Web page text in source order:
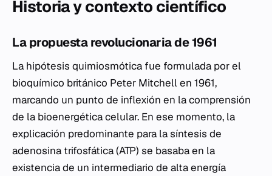
Historia y contexto científico
La propuesta revolucionaria de 1961
La hipótesis quimiosmótica fue formulada por el
bioquímico británico Peter Mitchell en 1961,
marcando un punto de inflexión en la comprensión
de la bioenergética celular. En ese momento, la
explicación predominante para la síntesis de
adenosina trifosfática (ATP) se basaba en la
existencia de un intermediario de alta energía